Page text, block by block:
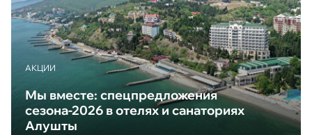
АКЦИИ
Мы вместе: спецпредложения
сезона-2026 в отелях и санаториях
Алушты